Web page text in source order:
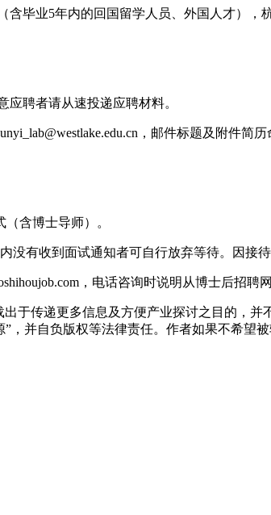
毕业5年内的回国留学人员、外国人才），
聘者请从速投递应聘材料。
，邮件标题及附件简
含博士导师）。
没有收到面试通知者可自行放弃等待。因接
，电话咨询时说明从博士后招聘
于传递更多信息及方便产业探讨之目的，
并自负版权等法律责任。作者如果不希望